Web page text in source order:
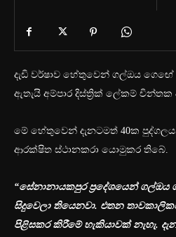
දැඩි වර්ෂාව හේතුවෙන් ගල්ඔය ග‍ෙඟේ
ඇතැයි අම්පාර දිස්ත්‍රික් ලේකම් චින්තක
මේ හේතුවෙන් දැනටමත් 40ක
ආරක්ෂිත ස්ථානකරා යොමුකර තිබේ.
“සේනානායකපුර ප්‍රදේශයෙන්
සිදුවෙලා තියෙනවා. එතන
පිළිසකර කිරීමේ හැකියාවක් නැහැ.